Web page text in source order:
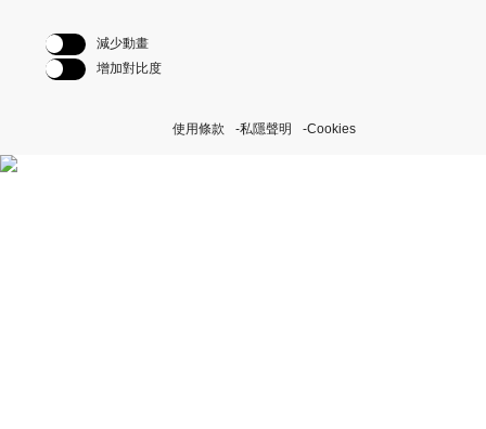
減少動畫
增加對比度
使用條款 私隱聲明 Cookies